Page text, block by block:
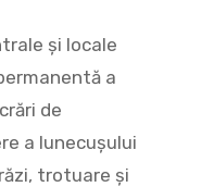
și locale
a
de
a lunecușului
trotuare și